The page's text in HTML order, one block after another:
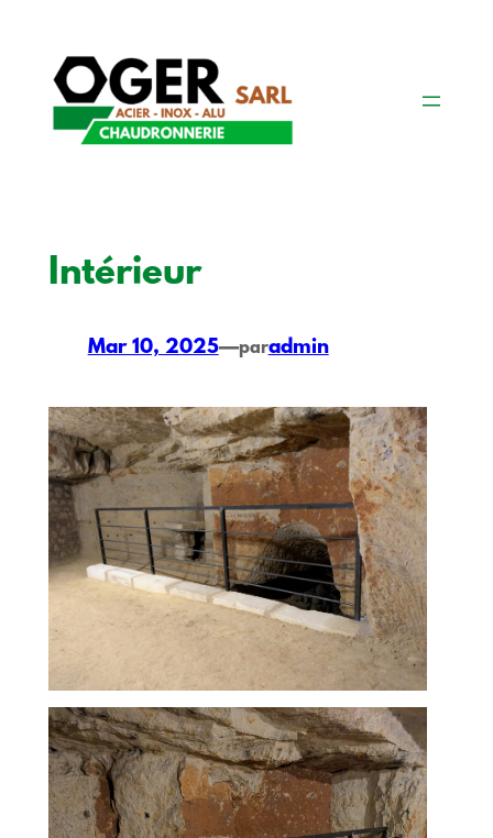
contenu
Intérieur
Mar 10, 2025—paradmin